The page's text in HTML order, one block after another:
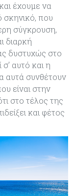
έχουμε να
σκηνικό, που
σύγκρουση,
διαρκή
δυστυχώς στο
αυτό και η
αυτά συνθέτουν
είναι στην
στο τέλος της
και φέτος